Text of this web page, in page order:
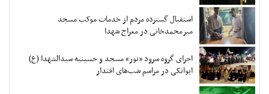
استقبال گسترده مردم از خدمات موکب مسجد
میرمحمدخانی در معراج شهدا
اجرای گروه سرود «نور» مسجد و حسینیه سیدالشهدا (ع)
ایوانکی در مراسم شب‌های اقتدار